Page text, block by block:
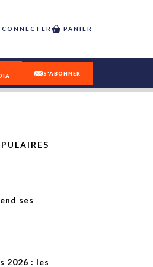
CONNECTER PANIER
S'ABONNER
ses
2026 : les